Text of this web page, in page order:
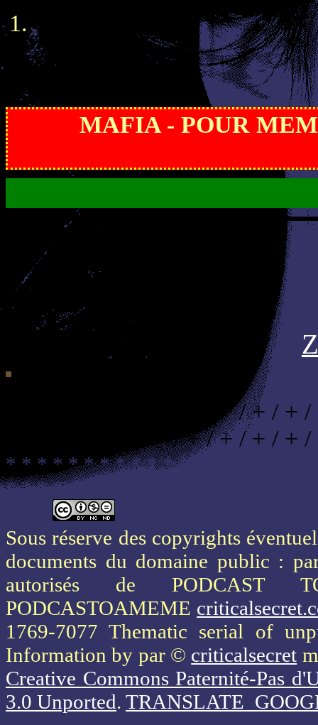
MAFIA - POUR
Z
/ + / + / + / + / + / + / + / + / +
/ + / + / + / +
* * * * * * * * * * * * * * * * * * *
* * * * * * * * * * * * * * * * * * *
Sous réserve des copyrights
documents du domaine public :
autorisés de PODCAST
PODCASTOAMEME
1769-7077 Thematic serial of
Information by par © criticalsecret
Creative Commons Paternité-Pas
3.0 Unported.